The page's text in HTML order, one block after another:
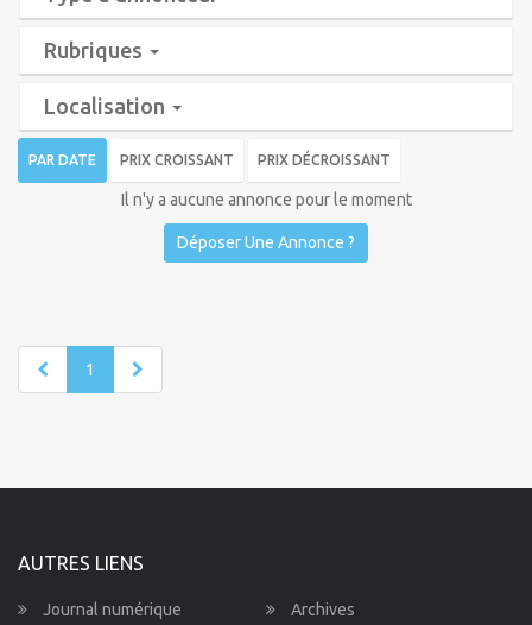
Rubriques
Localisation
PAR DATE PRIX CROISSANT PRIX DÉCROISSANT
Il n'y a aucune annonce pour le moment
Déposer Une Annonce ?
1
AUTRES LIENS
Journal numérique Archives